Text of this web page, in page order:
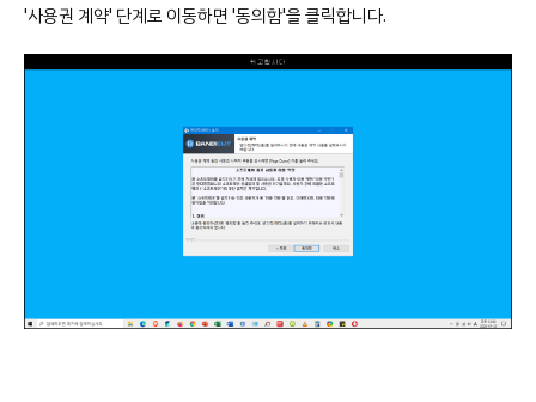
'사용권 계약' 단계로 이동하면 '동의함'을 클릭합니다.